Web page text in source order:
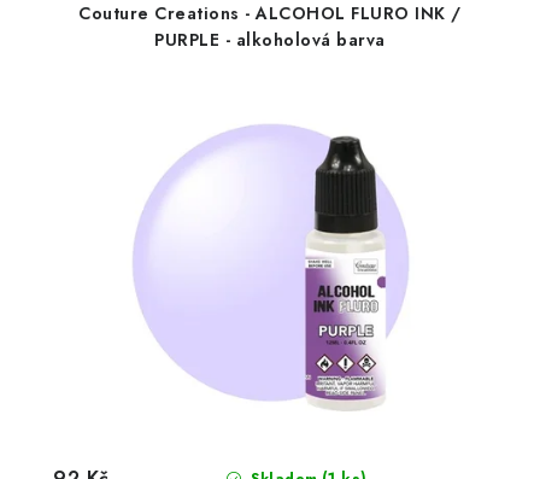
Couture Creations - ALCOHOL FLURO INK /
PURPLE - alkoholová barva